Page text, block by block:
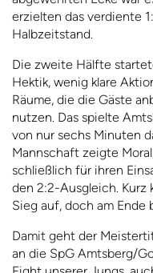
erzielten das verdiente
Halbzeitstand.
Die zweite Hälfte
Hektik, wenig klare
Räume, die die Gäste
nutzen. Das spielte
von nur sechs Minuten
Mannschaft zeigte
schließlich für ihren
den 2:2-Ausgleich.
Sieg auf, doch am Ende
Damit geht der
an die SpG Amtsberg/